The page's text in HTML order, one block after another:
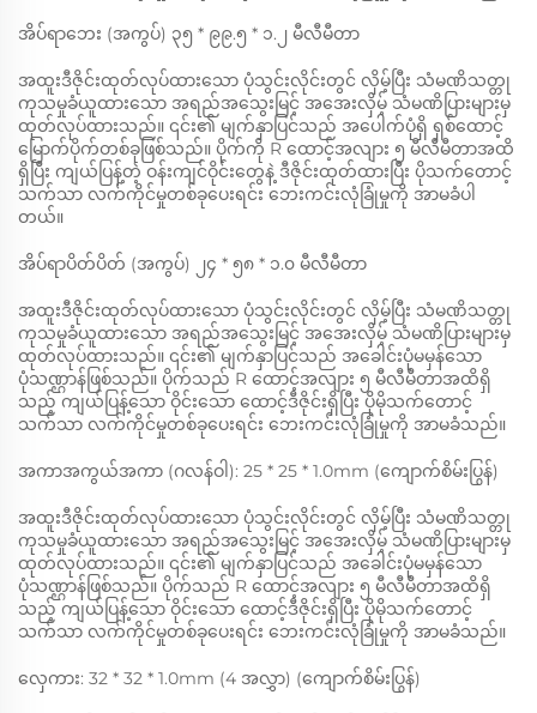
အိပ်ရာဘေး (အကွပ်) ၃၅ * ၉၉.၅ * ၁.၂ မီလီမီတာ
အထူးဒီဇိုင်းထုတ်လုပ်ထားသော ပုံသွင်းလိုင်းတွင် လှိမ့်ပြီး သံမဏိသတ္တု
ကုသမှုခံယူထားသော အရည်အသွေးမြင့် အအေးလှိမ့် သံမဏိပြားများမှ
ထုတ်လုပ်ထားသည်။ ၎င်း၏ မျက်နှာပြင်သည် အပေါက်ပုံရှိ ရှစ်ထောင့်
မြောက်ပိုက်တစ်ခုဖြစ်သည်။ ပိုက်ကို R ထောင့်အလျား ၅ မီလီမီတာအထိ
ရှိပြီး ကျယ်ပြန့်တဲ့ ဝန်းကျင်ဝိုင်းတွေနဲ့ ဒီဇိုင်းထုတ်ထားပြီး ပိုသက်တောင့်
သက်သာ လက်ကိုင်မှုတစ်ခုပေးရင်း ဘေးကင်းလုံခြုံမှုကို အာမခံပါ
တယ်။
အိပ်ရာပိတ်ပိတ် (အကွပ်) ၂၄ * ၅၈ * ၁.၀ မီလီမီတာ
အထူးဒီဇိုင်းထုတ်လုပ်ထားသော ပုံသွင်းလိုင်းတွင် လှိမ့်ပြီး သံမဏိသတ္တု
ကုသမှုခံယူထားသော အရည်အသွေးမြင့် အအေးလှိမ့် သံမဏိပြားများမှ
ထုတ်လုပ်ထားသည်။ ၎င်း၏ မျက်နှာပြင်သည် အခေါင်းပုံမမှန်သော
ပုံသဏ္ဌာန်ဖြစ်သည်။ ပိုက်သည် R ထောင့်အလျား ၅ မီလီမီတာအထိရှိ
သည့် ကျယ်ပြန့်သော ဝိုင်းသော ထောင့်ဒီဇိုင်းရှိပြီး ပိုမိုသက်တောင့်
သက်သာ လက်ကိုင်မှုတစ်ခုပေးရင်း ဘေးကင်းလုံခြုံမှုကို အာမခံသည်။
အကာအကွယ်အကာ (ဂလန်ဝါ): 25 * 25 * 1.0mm (ကျောက်စိမ်းပြွန်)
အထူးဒီဇိုင်းထုတ်လုပ်ထားသော ပုံသွင်းလိုင်းတွင် လှိမ့်ပြီး သံမဏိသတ္တု
ကုသမှုခံယူထားသော အရည်အသွေးမြင့် အအေးလှိမ့် သံမဏိပြားများမှ
ထုတ်လုပ်ထားသည်။ ၎င်း၏ မျက်နှာပြင်သည် အခေါင်းပုံမမှန်သော
ပုံသဏ္ဌာန်ဖြစ်သည်။ ပိုက်သည် R ထောင့်အလျား ၅ မီလီမီတာအထိရှိ
သည့် ကျယ်ပြန့်သော ဝိုင်းသော ထောင့်ဒီဇိုင်းရှိပြီး ပိုမိုသက်တောင့်
သက်သာ လက်ကိုင်မှုတစ်ခုပေးရင်း ဘေးကင်းလုံခြုံမှုကို အာမခံသည်။
လှေကား: 32 * 32 * 1.0mm (4 အလွှာ) (ကျောက်စိမ်းပြွန်)